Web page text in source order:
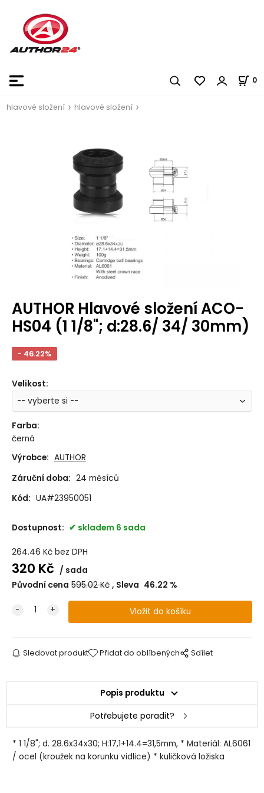
0
hlavové složení hlavové složení
AUTHOR Hlavové složení ACO-
HS04 (1 1/8"; d:28.6/ 34/ 30mm)
- 46.22%
Velikost:
Farba:
černá
Výrobce: AUTHOR
Záruční doba: 24 měsíců
Kód: UA#23950051
Dostupnost: skladem 6 sada
264.46 Kč bez DPH
320 Kč
sada
Původní cena 595.02Kč Sleva 46.22 %
Sledovat produkt Přidat do oblíbených Sdílet
Popis produktu
Potřebujete poradit?
* 1 1/8"; d. 28.6x34x30; H:17,1+14.4=31,5mm, * Materiál: AL6061
/ ocel (kroužek na korunku vidlice) * kuličková ložiska